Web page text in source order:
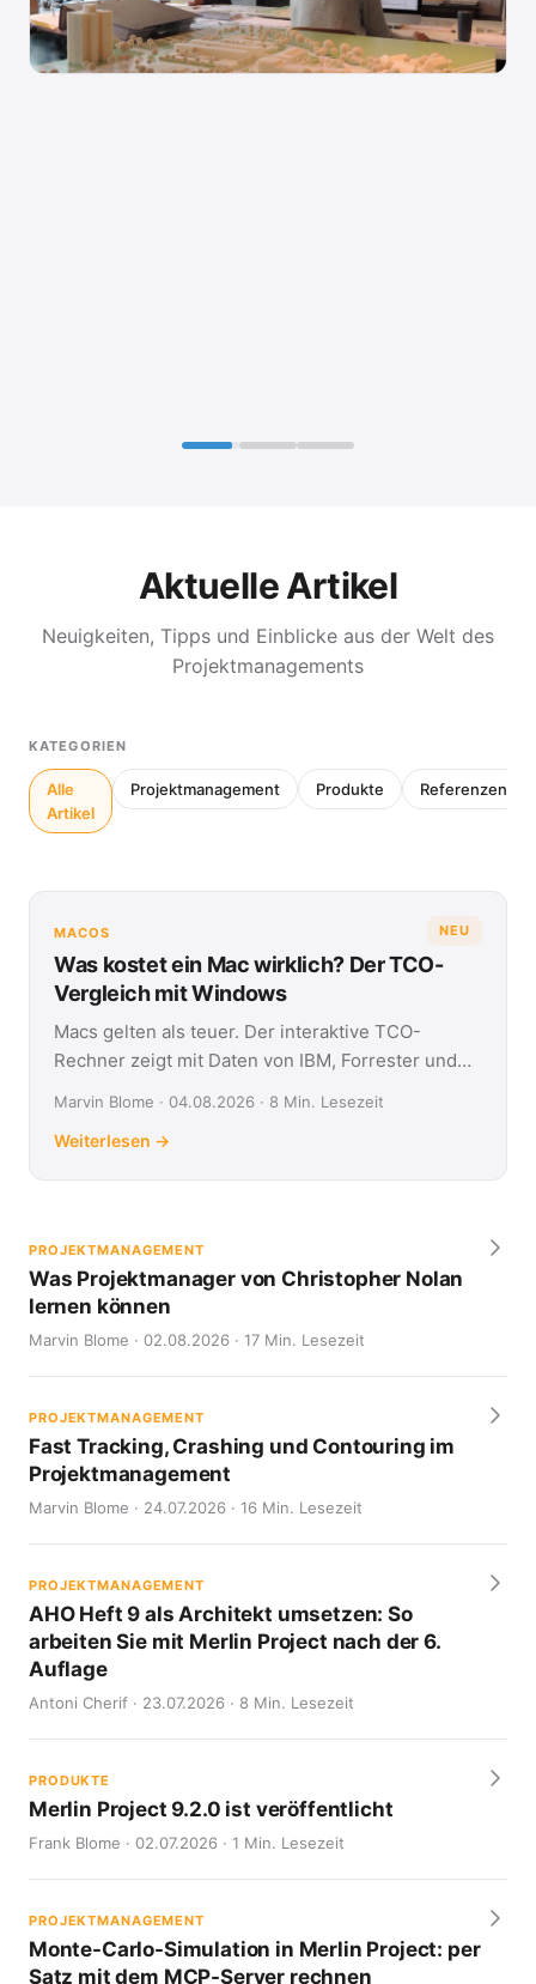
Aktuelle Artikel
Neuigkeiten, Tipps und Einblicke aus der Welt des
Projektmanagements
KATEGORIEN
Alle
Artikel
Projektmanagement Produkte Referenzen
NEU
MACOS
Was kostet ein Mac wirklich? Der TCO-
Vergleich mit Windows
Macs gelten als teuer. Der interaktive TCO-
Rechner zeigt mit Daten von IBM, Forrester und
Marvin Blome · 04.08.2026 · 8 Min. Lesezeit
Weiterlesen →
PROJEKTMANAGEMENT
Was Projektmanager von Christopher Nolan
lernen können
Marvin Blome · 02.08.2026 · 17 Min. Lesezeit
PROJEKTMANAGEMENT
Fast Tracking, Crashing und Contouring im
Projektmanagement
Marvin Blome · 24.07.2026 · 16 Min. Lesezeit
PROJEKTMANAGEMENT
AHO Heft 9 als Architekt umsetzen: So
arbeiten Sie mit Merlin Project nach der 6.
Auflage
Antoni Cherif · 23.07.2026 · 8 Min. Lesezeit
PRODUKTE
Merlin Project 9.2.0 ist veröffentlicht
Frank Blome · 02.07.2026 · 1 Min. Lesezeit
PROJEKTMANAGEMENT
Monte-Carlo-Simulation in Merlin Project: per
Satz mit dem MCP-Server rechnen